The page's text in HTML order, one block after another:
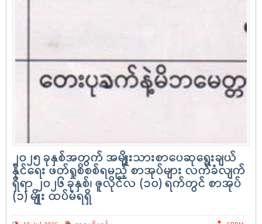
၂၀၂၅ ခုနှစ်အတွက် အမျိုးသားစာပေဆုရွေးချယ်
နိုင်ရေး ဖတ်ရှုစိစစ်ရမည့် စာအုပ်များ လက်ခံလျက်
ရှိရာ ၂၀၂၆ ခုနှစ်၊ ဇူလိုင်လ (၁၀) ရက်တွင် စာအုပ်
(၁) မျိုး ထပ်မံရရှိ